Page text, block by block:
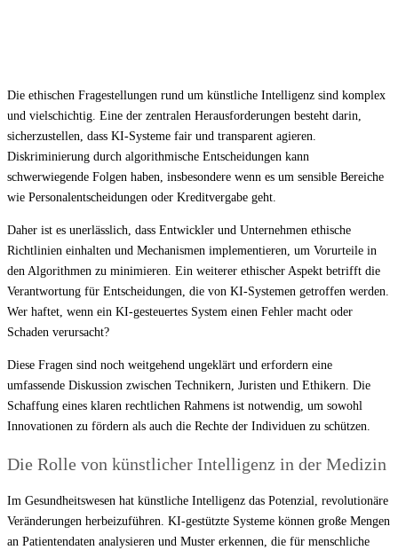
Die ethischen Fragestellungen rund um künstliche Intelligenz sind komplex
und vielschichtig. Eine der zentralen Herausforderungen besteht darin,
sicherzustellen, dass KI-Systeme fair und transparent agieren.
Diskriminierung durch algorithmische Entscheidungen kann
schwerwiegende Folgen haben, insbesondere wenn es um sensible Bereiche
wie Personalentscheidungen oder Kreditvergabe geht.
Daher ist es unerlässlich, dass Entwickler und Unternehmen ethische
Richtlinien einhalten und Mechanismen implementieren, um Vorurteile in
den Algorithmen zu minimieren. Ein weiterer ethischer Aspekt betrifft die
Verantwortung für Entscheidungen, die von KI-Systemen getroffen werden.
Wer haftet, wenn ein KI-gesteuertes System einen Fehler macht oder
Schaden verursacht?
Diese Fragen sind noch weitgehend ungeklärt und erfordern eine
umfassende Diskussion zwischen Technikern, Juristen und Ethikern. Die
Schaffung eines klaren rechtlichen Rahmens ist notwendig, um sowohl
Innovationen zu fördern als auch die Rechte der Individuen zu schützen.
Die Rolle von künstlicher Intelligenz in der Medizin
Im Gesundheitswesen hat künstliche Intelligenz das Potenzial, revolutionäre
Veränderungen herbeizuführen. KI-gestützte Systeme können große Mengen
an Patientendaten analysieren und Muster erkennen, die für menschliche